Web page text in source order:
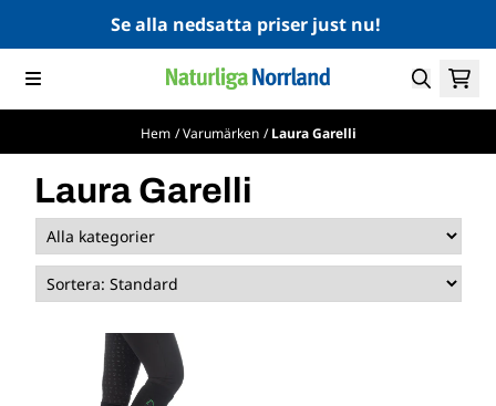
Hoppa till innehållSe alla nedsatta priser just nu!
Hem /Varumärken /Laura Garelli
Laura Garelli